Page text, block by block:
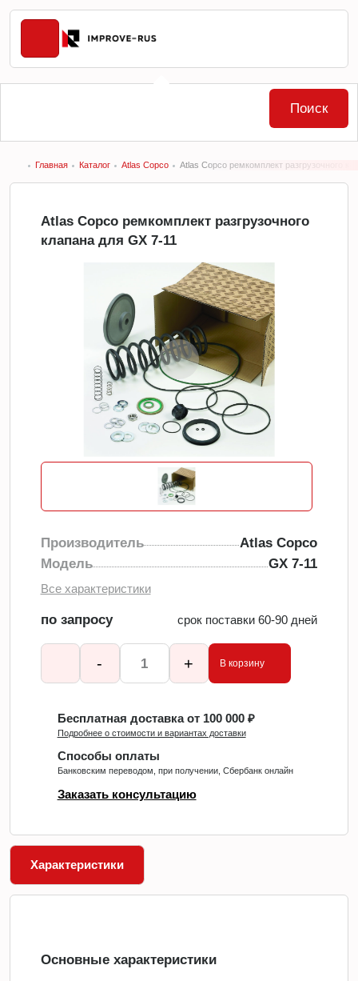
Главная Каталог Atlas Copco Atlas Copco ремкомплект разгрузочного
Atlas Copco ремкомплект разгрузочного
клапана для GX 7-11
Производитель
Atlas Copco
Модель
GX 7-11
Все характеристики
по запросу срок поставки 60-90 дней
- + В корзину
Бесплатная доставка от 100 000 ₽
Подробнее о стоимости и вариантах доставки
Способы оплаты
Банковским переводом, при получении, Сбербанк онлайн
Заказать консультацию
Характеристики
Основные характеристики
Поиск